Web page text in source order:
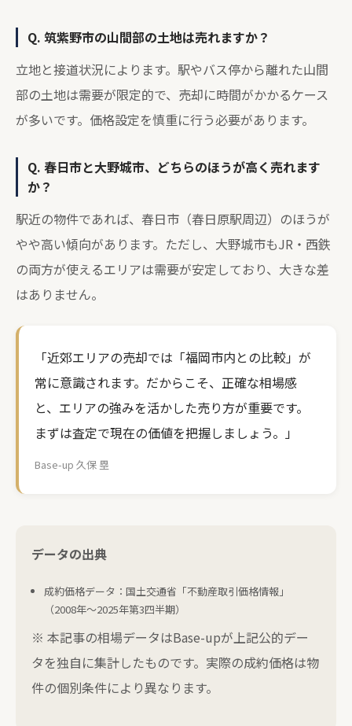
Q. 筑紫野市の山間部の土地は売れますか？
立地と接道状況によります。駅やバス停から離れた山間
部の土地は需要が限定的で、売却に時間がかかるケース
が多いです。価格設定を慎重に行う必要があります。
Q. 春日市と大野城市、どちらのほうが高く売れます
か？
駅近の物件であれば、春日市（春日原駅周辺）のほうが
やや高い傾向があります。ただし、大野城市もJR・西鉄
の両方が使えるエリアは需要が安定しており、大きな差
はありません。
「近郊エリアの売却では「福岡市内との比較」が
常に意識されます。だからこそ、正確な相場感
と、エリアの強みを活かした売り方が重要です。
まずは査定で現在の価値を把握しましょう。」
Base-up 久保 塁
データの出典
成約価格データ：国土交通省「不動産取引価格情報」
（2008年〜2025年第3四半期）
※ 本記事の相場データはBase-upが上記公的デー
タを独自に集計したものです。実際の成約価格は物
件の個別条件により異なります。